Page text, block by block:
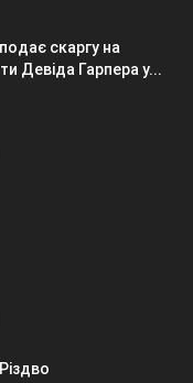
скаргу на
Девіда Гарпера у...